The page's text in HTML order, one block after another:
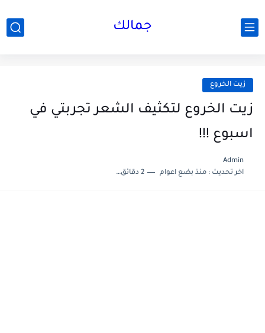
جمالك
زيت الخروع
زيت الخروع لتكثيف الشعر تجربتي في
اسبوع !!!
Admin
اخر تحديث :منذ بضع اعوام 2 دقائق للقراءة